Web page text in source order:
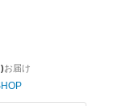
お届け